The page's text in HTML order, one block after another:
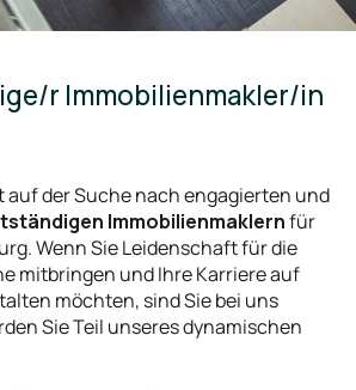
r Immobilienmakler/in
auf der Suche nach engagierten und
Immobilienmaklernfür
Wenn Sie Leidenschaft für die
mitbringen und Ihre Karriere auf
möchten, sind Sie bei uns
Sie Teil unseres dynamischen